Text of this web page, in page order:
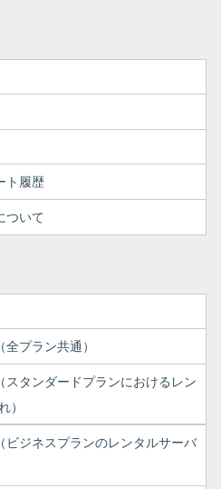
ト履歴
ついて
プラン共通）
スタンダードプランにおけるレン
）
ビジネスプランのレンタルサーバ